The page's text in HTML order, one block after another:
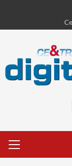
content
Menu